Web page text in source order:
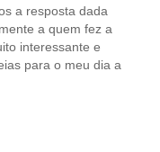
a resposta dada
a quem fez a
interessante e
para o meu dia a